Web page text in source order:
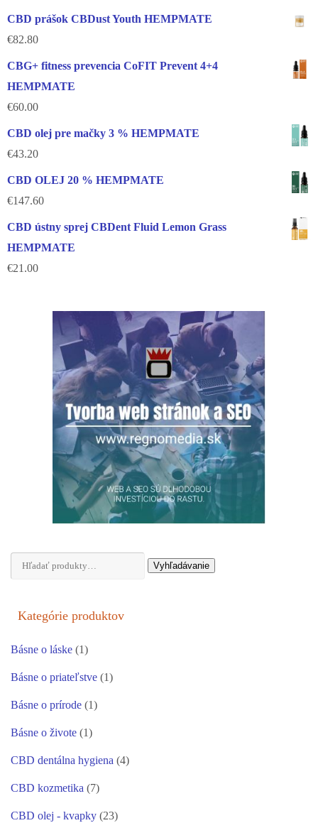
CBD prášok CBDust Youth HEMPMATE
€82.80
CBG+ fitness prevencia CoFIT Prevent 4+4
HEMPMATE
€60.00
CBD olej pre mačky 3 % HEMPMATE
€43.20
CBD OLEJ 20 % HEMPMATE
€147.60
CBD ústny sprej CBDent Fluid Lemon Grass
HEMPMATE
€21.00
Hľadať: Vyhľadávanie
Kategórie produktov
Básne o láske (1)
Básne o priateľstve (1)
Básne o prírode (1)
Básne o živote (1)
CBD dentálna hygiena (4)
CBD kozmetika (7)
CBD olej - kvapky (23)